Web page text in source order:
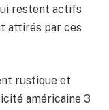
restent actifs
attirés par ces
rustique et
américaine 3